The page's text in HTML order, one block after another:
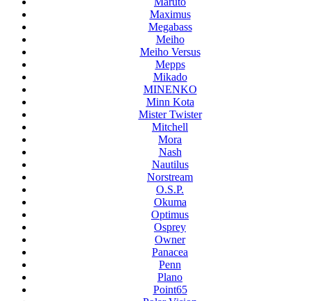
Maximus
Megabass
Meiho
Meiho Versus
Mepps
Mikado
MINENKO
Minn Kota
Mister Twister
Mitchell
Mora
Nash
Nautilus
Norstream
O.S.P.
Okuma
Optimus
Osprey
Owner
Panacea
Penn
Plano
Point65